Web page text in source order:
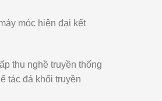
móc hiện đại kết
thu nghề truyền thống
tác đá khối truyền